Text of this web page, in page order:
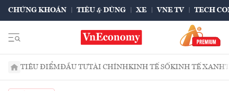
CHỨNG KHOÁN TIÊU & DÙNG XE VNE TV TECH
TIÊU ĐIỂMĐẦU TƯTÀI CHÍNHKINH TẾ SỐKINH TẾ XANH